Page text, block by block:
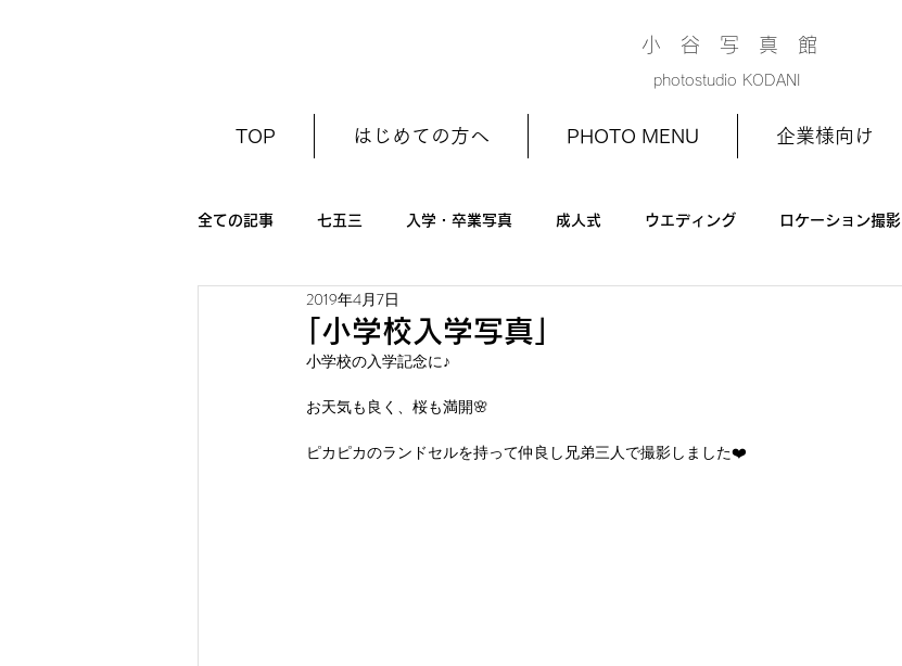
小 谷 写 真 館
photostudio KODANI
TOP はじめての方へ PHOTO MENU 企業様向け
全ての記事 七五三 入学・卒業写真 成人式 ウエディング ロケーション撮影
初節句（ひな祭り・こどもの日）
｢小学校入学写真｣
2019年4月7日
小学校の入学記念に♪
お天気も良く、桜も満開🌸
ピカピカのランドセルを持って仲良し兄弟三人で撮影しました❤️